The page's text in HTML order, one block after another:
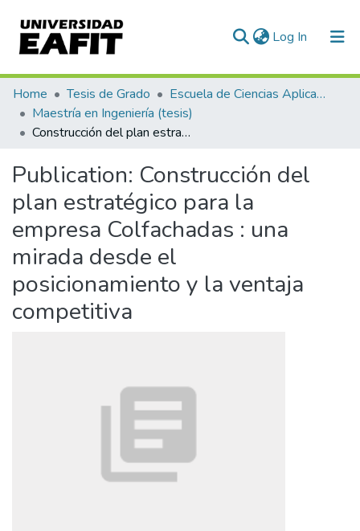
Log In (current)
Communities & Collections
All of DSpace
Home Tesis de Grado
Escuela de Ciencias Aplicadas e Ingeniería
Maestría en Ingeniería (tesis)
Construcción del plan estratégico para la empresa Colfachadas : una mirada desde el posicionamiento y la ventaja competitiva
Publication: Construcción del
plan estratégico para la
empresa Colfachadas : una
mirada desde el
posicionamiento y la ventaja
competitiva